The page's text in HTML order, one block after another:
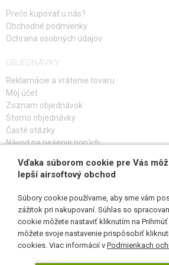
Prečo kupovať u nás?
Obchodné podmienky
Ochrana osobných údajov
OBJEDNÁVKY
Reklamácie a vrátenie tovaru
Môj účet
Zoznam objednávok
Storno objednávky
Časté otázky
Návod na riešenie porúch
PRIHLÁS SA K ODBERU
SLEDUJ NÁS
Vďaka súborom cookie pre Vás
lepší airsoftový obchod
Súbory cookie používame, aby sme vám
zážitok pri nakupovaní. Súhlas so
cookie môžete nastaviť kliknutím na
môžete svoje nastavenie prispôsobiť
cookies. Viac informácií v Podmienkach